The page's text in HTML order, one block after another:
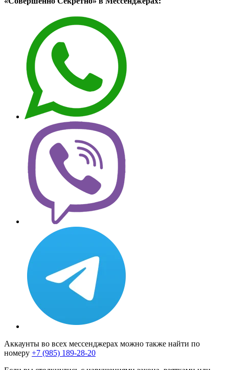
Аккаунты во всех мессенджерах можно также найти по
номеру +7 (985) 189-28-20